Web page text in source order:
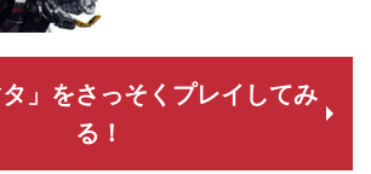
タ」をさっそくプレイしてみ
る！